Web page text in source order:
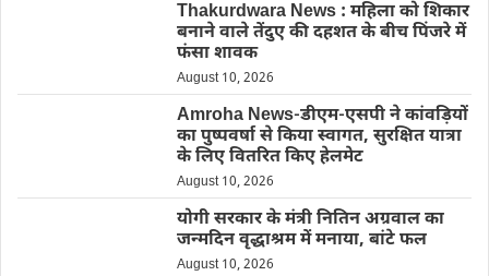
Thakurdwara News : महिला को शिकार
बनाने वाले तेंदुए की दहशत के बीच पिंजरे में
फंसा शावक
August 10, 2026
Amroha News-डीएम-एसपी ने कांवड़ियों
का पुष्पवर्षा से किया स्वागत, सुरक्षित यात्रा
के लिए वितरित किए हेलमेट
August 10, 2026
योगी सरकार के मंत्री नितिन अग्रवाल का
जन्मदिन वृद्धाश्रम में मनाया, बांटे फल
August 10, 2026